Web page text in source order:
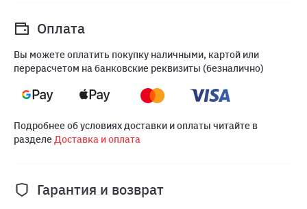
Оплата
Вы можете оплатить покупку наличными, картой или
перерасчетом на банковские реквизиты (безналично)
Подробнее об условиях доставки и оплаты читайте в
разделеДоставка и оплата
Гарантия и возврат